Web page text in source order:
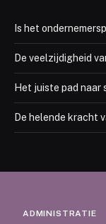
Is het
De veelzijdigheid
Het juiste pad naar
De helende kracht
ADMINISTRATIE